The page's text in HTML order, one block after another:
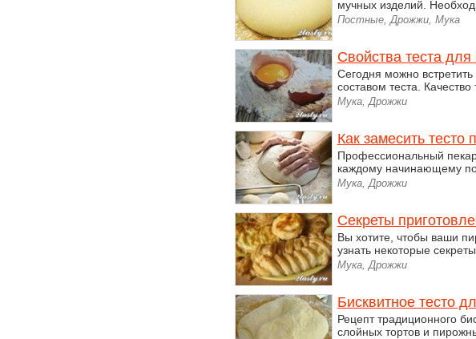
мучных изделий.
Постные, Дрожжи, Мука
Свойства теста для
Сегодня можно
составом теста. Качество
Мука, Дрожжи
Как замесить тесто
Профессиональный
каждому начинающему
Мука, Дрожжи
Секреты
Вы хотите, чтобы ваши
узнать некоторые
Мука, Дрожжи
Бисквитное тесто
Рецепт традиционного
слойных тортов и